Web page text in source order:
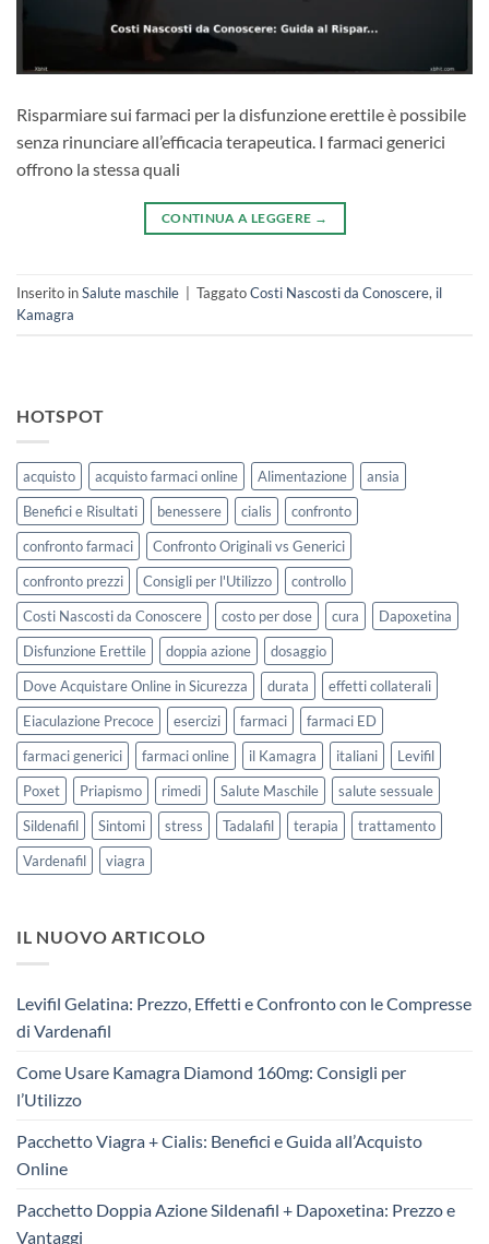
Risparmiare sui farmaci per la disfunzione erettile è possibile
senza rinunciare all’efficacia terapeutica. I farmaci generici
offrono la stessa quali
CONTINUA A LEGGERE →
Inserito inSalute maschile TaggatoCosti Nascosti da Conoscere, il
Kamagra
HOTSPOT
acquisto acquisto farmaci online Alimentazione
ansia
Benefici e Risultati
benessere cialis
confronto
confronto farmaci
Confronto Originali vs Generici
confronto prezzi
Consigli per l'Utilizzo
controllo
Costi Nascosti da Conoscere
costo per dose cura
Dapoxetina
Disfunzione Erettile
doppia azione
dosaggio
Dove Acquistare Online in Sicurezza
durata
effetti collaterali
Eiaculazione Precoce
esercizi farmaci
farmaci ED
farmaci generici
farmaci online il Kamagra italiani
Levifil
Poxet
Priapismo rimedi Salute Maschile
salute sessuale
Sildenafil
Sintomi stress Tadalafil terapia
trattamento
Vardenafil
viagra
IL NUOVO ARTICOLO
Levifil Gelatina: Prezzo, Effetti e Confronto con le Compresse
di Vardenafil
Come Usare Kamagra Diamond 160mg: Consigli per
l’Utilizzo
Pacchetto Viagra + Cialis: Benefici e Guida all’Acquisto
Online
Pacchetto Doppia Azione Sildenafil + Dapoxetina: Prezzo e
Vantaggi